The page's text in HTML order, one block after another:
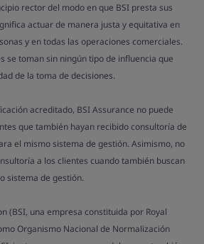
rector del modo en que BSI presta sus
actuar de manera justa y equitativa en
y en todas las operaciones comerciales.
se toman sin ningún tipo de influencia que
de la toma de decisiones.
acreditado, BSI Assurance no puede
que también hayan recibido consultoría de
el mismo sistema de gestión. Asimismo, no
a los clientes cuando también buscan
sistema de gestión.
(BSI, una empresa constituida por Royal
Organismo Nacional de Normalización